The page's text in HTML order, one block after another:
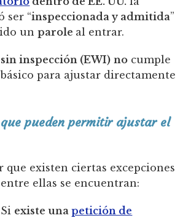
ser “inspeccionada y admitida”
unparole al entrar.
inspección (EWI) no cumple
para ajustar directamente
que pueden permitir ajustar el
que existen ciertas excepciones
ellas se encuentran:
Si existe unapetición de